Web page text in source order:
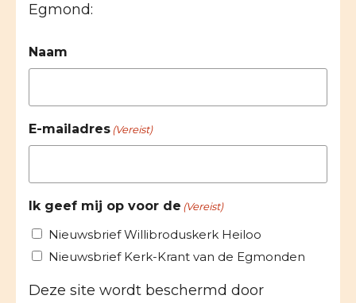
Egmond:
Naam
E-mailadres (Vereist)
Ik geef mij op voor de (Vereist)
Nieuwsbrief Willibroduskerk Heiloo
Nieuwsbrief Kerk-Krant van de Egmonden
Deze site wordt beschermd door